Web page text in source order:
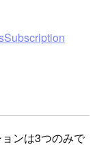
ンは3つのみで